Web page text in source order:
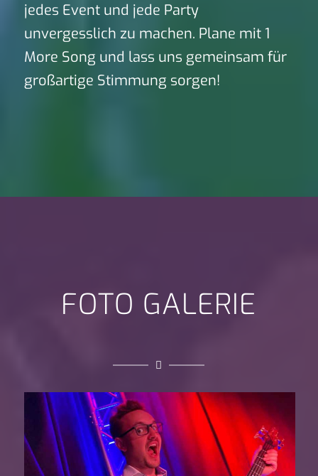
jedes Event und jede Party
unvergesslich zu machen. Plane mit 1
More Song und lass uns gemeinsam für
großartige Stimmung sorgen!
FOTO GALERIE